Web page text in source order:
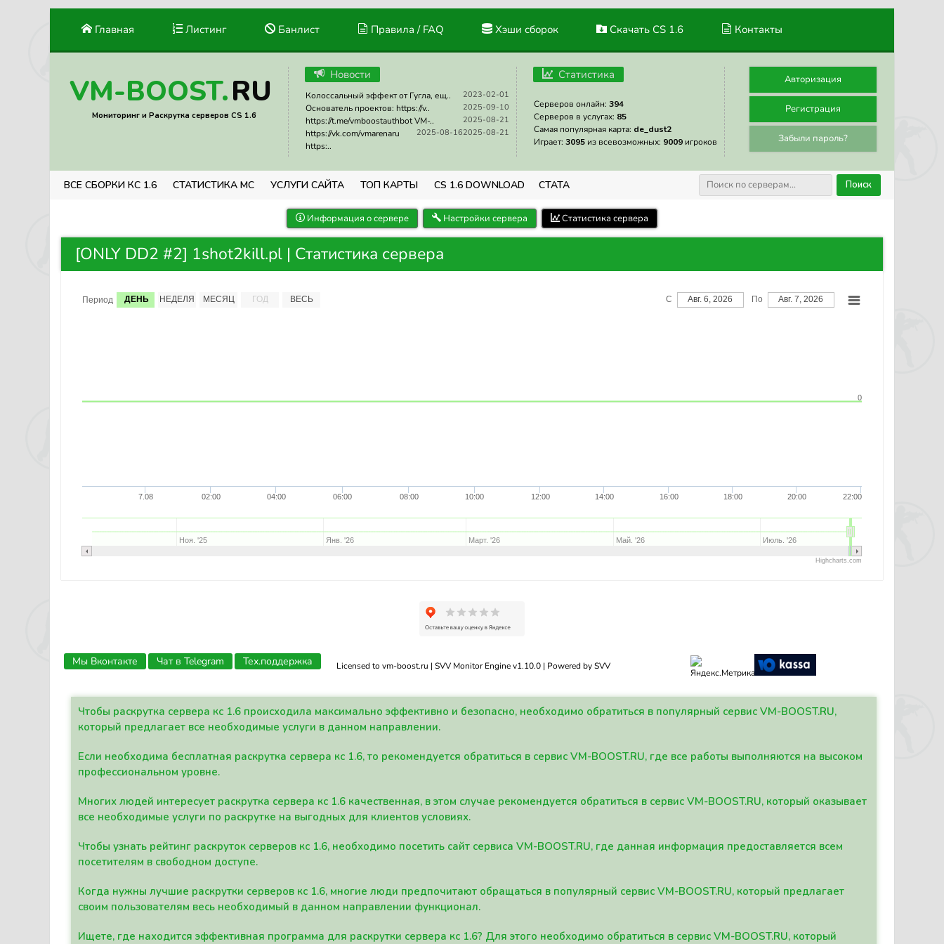
Главная Листинг Банлист Правила / FAQ Хэши сборок Скачать CS 1.6 Контакты
VM-BOOST.RU
Мониторинг и Раскрутка серверов CS 1.6
Новости
2023-02-01
Колоссальный эффект от Гугла, ещ..
2025-09-10
Основатель проектов: https://v..
2025-08-21
https://t.me/vmboostauthbot VM-..
2025-08-21
2025-08-16
https://vk.com/vmarenaru
https:..
Статистика
Серверов онлайн: 394
Серверов в услугах: 85
Самая популярная карта: de_dust2
Играет: 3095 из всевозможных: 9009 игроков
Авторизация
Регистрация
Забыли пароль?
ВСЕ СБОРКИ КС 1.6 СТАТИСТИКА МС УСЛУГИ САЙТА ТОП КАРТЫ CS 1.6 DOWNLOAD СТАТА Поиск
Информация о сервере Настройки сервера Статистика сервера
[ONLY DD2 #2] 1shot2kill.pl | Статистика сервера
Период ДЕНЬ НЕДЕЛЯ МЕСЯЦ ГОД ВЕСЬ С Авг. 6, 2026 По Авг. 7, 2026
7.08 02:00 04:00 06:00 08:00 10:00 12:00 14:00 16:00 18:00 20:00 22:00
Ноя. '25 Янв. '26 Март. '26 Май. '26 Июль. '26
0
Highcharts.com
Licensed to vm-boost.ru | SVV Monitor Engine v1.10.0 | Powered by SVV
Мы Вконтакте Чат в Telegram Тех.поддержка
Чтобы раскрутка сервера кс 1.6 происходила максимально эффективно и безопасно, необходимо обратиться в популярный сервис VM-BOOST.RU,
который предлагает все необходимые услуги в данном направлении.
Если необходима бесплатная раскрутка сервера кс 1.6, то рекомендуется обратиться в сервис VM-BOOST.RU, где все работы выполняются на высоком
профессиональном уровне.
Многих людей интересует раскрутка сервера кс 1.6 качественная, в этом случае рекомендуется обратиться в сервис VM-BOOST.RU, который оказывает
все необходимые услуги по раскрутке на выгодных для клиентов условиях.
Чтобы узнать рейтинг раскруток серверов кс 1.6, необходимо посетить сайт сервиса VM-BOOST.RU, где данная информация предоставляется всем
посетителям в свободном доступе.
Когда нужны лучшие раскрутки серверов кс 1.6, многие люди предпочитают обращаться в популярный сервис VM-BOOST.RU, который предлагает
своим пользователям весь необходимый в данном направлении функционал.
Ищете, где находится эффективная программа для раскрутки сервера кс 1.6? Для этого необходимо обратиться в сервис VM-BOOST.RU, который